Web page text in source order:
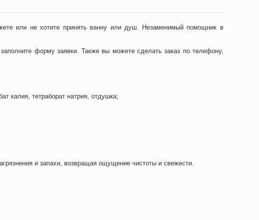
или не хотите принять ванну или душ. Незаменимый помощник в
форму заявки. Также вы можете сделать заказ по телефону,
калия, тетраборат натрия, отдушка;
и запахи, возвращая ощущение чистоты и свежести.